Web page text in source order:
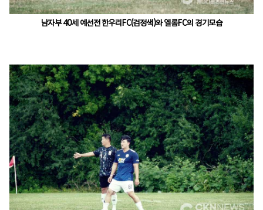
남자부 40세 예선전 한우리FC(검정색)와 엘롬FC의 경기모습